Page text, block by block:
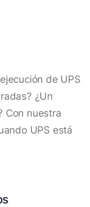
de UPS
¿Un
Con nuestra
UPS está